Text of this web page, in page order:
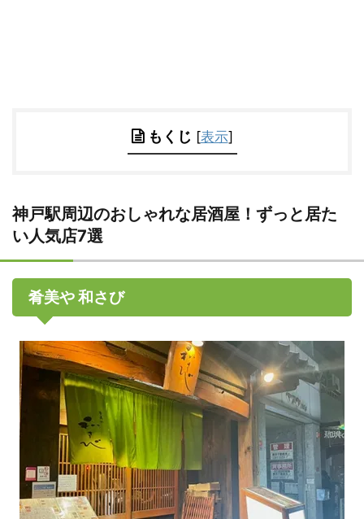
もくじ [表示]
神戸駅周辺のおしゃれな居酒屋！ずっと居た
い人気店7選
肴美や 和さび